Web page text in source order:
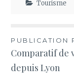
Tourisme
de
PUBLICATION
Comparatif de
depuis Lyon